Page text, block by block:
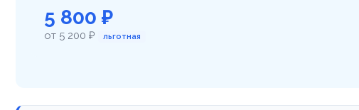
5 800 ₽
от 5 200 ₽ льготная